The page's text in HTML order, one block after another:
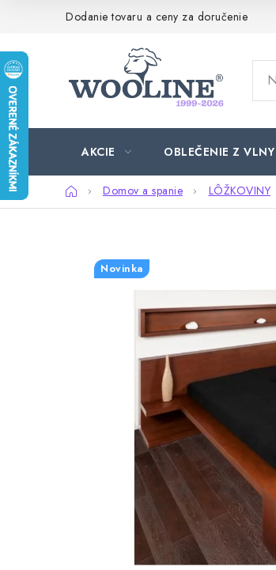
Dodanie tovaru a ceny za doručenie
AKCIE OBLEČENIE Z VLNY
DomovDomov a spanie LÔŽKOVINY
Novinka